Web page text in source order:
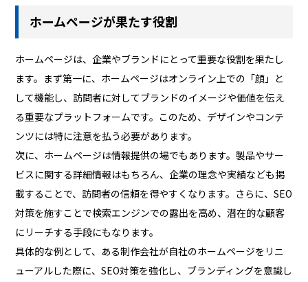
ホームページが果たす役割
ホームページは、企業やブランドにとって重要な役割を果たし
ます。まず第一に、ホームページはオンライン上での「顔」と
して機能し、訪問者に対してブランドのイメージや価値を伝え
る重要なプラットフォームです。このため、デザインやコンテ
ンツには特に注意を払う必要があります。
次に、ホームページは情報提供の場でもあります。製品やサー
ビスに関する詳細情報はもちろん、企業の理念や実績なども掲
載することで、訪問者の信頼を得やすくなります。さらに、SEO
対策を施すことで検索エンジンでの露出を高め、潜在的な顧客
にリーチする手段にもなります。
具体的な例として、ある制作会社が自社のホームページをリニ
ューアルした際に、SEO対策を強化し、ブランディングを意識し